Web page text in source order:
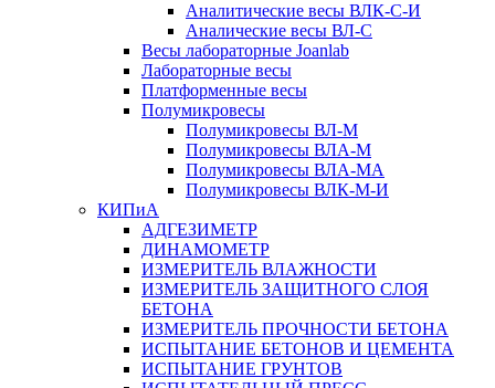
Аналитические весы ВЛК-С-И
Аналические весы ВЛ-С
Весы лабораторные Joanlab
Лабораторные весы
Платформенные весы
Полумикровесы
Полумикровесы ВЛ-М
Полумикровесы ВЛА-М
Полумикровесы ВЛА-МА
Полумикровесы ВЛК-М-И
КИПиА
АДГЕЗИМЕТР
ДИНАМОМЕТР
ИЗМЕРИТЕЛЬ ВЛАЖНОСТИ
ИЗМЕРИТЕЛЬ ЗАЩИТНОГО СЛОЯ
БЕТОНА
ИЗМЕРИТЕЛЬ ПРОЧНОСТИ БЕТОНА
ИСПЫТАНИЕ БЕТОНОВ И ЦЕМЕНТА
ИСПЫТАНИЕ ГРУНТОВ